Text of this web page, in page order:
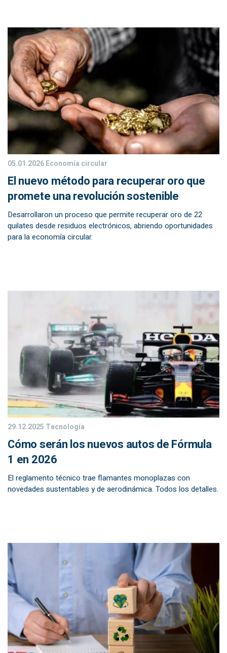
05.01.2026Economía circular
El nuevo método para recuperar oro que
promete una revolución sostenible
Desarrollaron un proceso que permite recuperar oro de 22
quilates desde residuos electrónicos, abriendo oportunidades
para la economía circular.
29.12.2025 Tecnología
Cómo serán los nuevos autos de Fórmula
1 en 2026
El reglamento técnico trae flamantes monoplazas con
novedades sustentables y de aerodinámica. Todos los detalles.